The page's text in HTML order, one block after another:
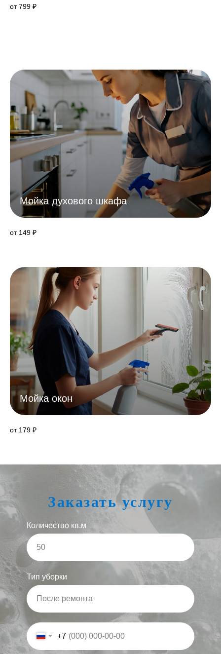
от 799 ₽
Мойка духового шкафа
от 149 ₽
Мойка окон
от 179 ₽
Заказать услугу
Количество кв.м
Тип уборки
+7